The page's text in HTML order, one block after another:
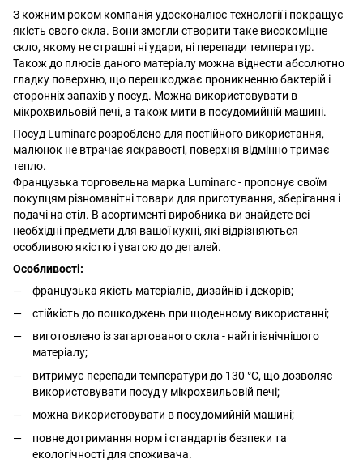
З кожним роком компанія удосконалює технології і покращує
якість свого скла. Вони змогли створити таке високоміцне
скло, якому не страшні ні удари, ні перепади температур.
Також до плюсів даного матеріалу можна віднести абсолютно
гладку поверхню, що перешкоджає проникненню бактерій і
сторонніх запахів у посуд. Можна використовувати в
мікрохвильовій печі, а також мити в посудомийній машині.
Посуд Luminarc розроблено для постійного використання,
малюнок не втрачає яскравості, поверхня відмінно тримає
тепло.
Французька торговельна марка Luminarc - пропонує своїм
покупцям різноманітні товари для приготування, зберігання і
подачі на стіл. В асортименті виробника ви знайдете всі
необхідні предмети для вашої кухні, які відрізняються
особливою якістю і увагою до деталей.
Особливості:
французька якість матеріалів, дизайнів і декорів;
стійкість до пошкоджень при щоденному використанні;
виготовлено із загартованого скла - найгігієнічнішого
матеріалу;
витримує перепади температури до 130 °С, що дозволяє
використовувати посуд у мікрохвильовій печі;
можна використовувати в посудомийній машині;
повне дотримання норм і стандартів безпеки та
екологічності для споживача.